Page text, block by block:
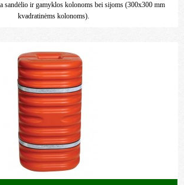
sandėlio ir gamyklos kolonoms bei sijoms (300x300 mm
kvadratinėms kolonoms).